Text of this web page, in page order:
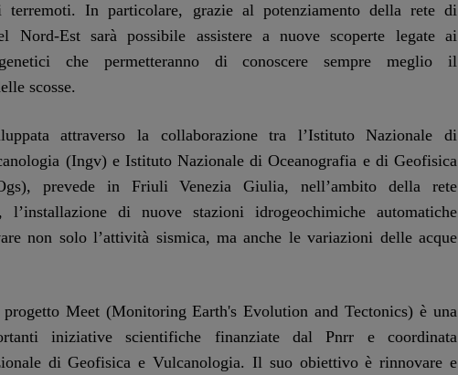
terremoti. In particolare, grazie al potenziamento della rete di
Nord-Est sarà possibile assistere a nuove scoperte legate ai
che permetteranno di conoscere sempre meglio il
scosse.
attraverso la collaborazione tra l’Istituto Nazionale di
(Ingv) e Istituto Nazionale di Oceanografia e di Geofisica
prevede in Friuli Venezia Giulia, nell’ambito della rete
l’installazione di nuove stazioni idrogeochimiche automatiche
non solo l’attività sismica, ma anche le variazioni delle acque
Meet (Monitoring Earth's Evolution and Tectonics) è una
iniziative scientifiche finanziate dal Pnrr e coordinata
di Geofisica e Vulcanologia. Il suo obiettivo è rinnovare e